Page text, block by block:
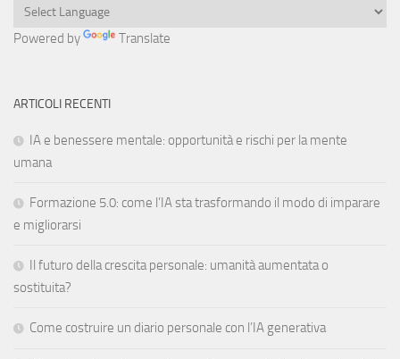
Powered by Translate
ARTICOLI RECENTI
IA e benessere mentale: opportunità e rischi per la mente
umana
Formazione 5.0: come l’IA sta trasformando il modo di imparare
e migliorarsi
Il futuro della crescita personale: umanità aumentata o
sostituita?
Come costruire un diario personale con l’IA generativa